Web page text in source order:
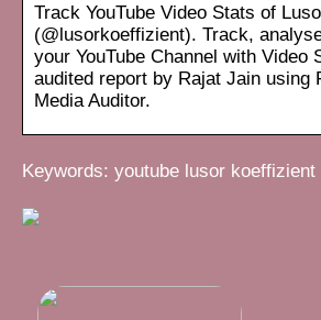
Track YouTube Video Stats of
(@lusorkoeffizient). Track,
your YouTube Channel with Video
audited report by Rajat Jain using
Media Auditor.
Keywords: youtube lusor koeffizient